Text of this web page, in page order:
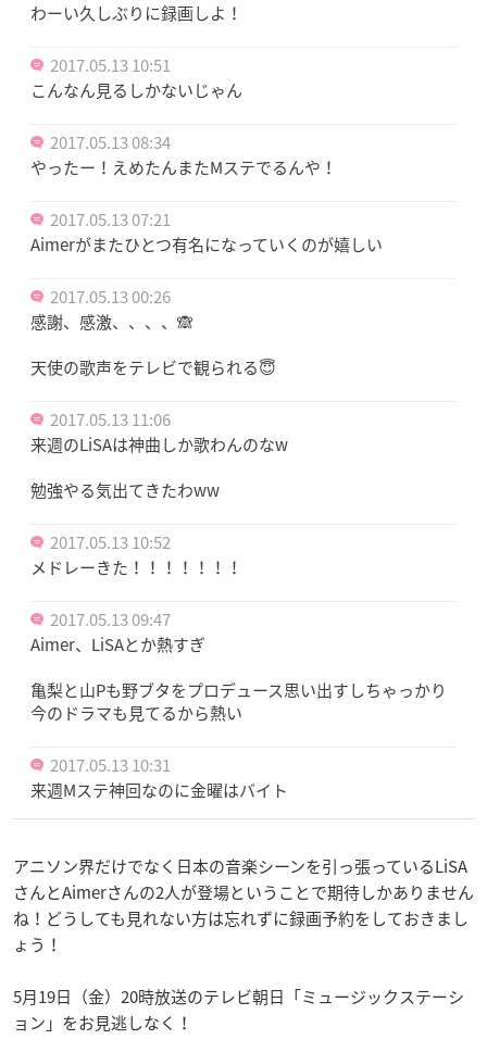
わーい久しぶりに録画しよ！
2017.05.13 10:51
こんなん見るしかないじゃん
2017.05.13 08:34
やったー！えめたんまたMステでるんや！
2017.05.13 07:21
Aimerがまたひとつ有名になっていくのが嬉しい
2017.05.13 00:26
感謝、感激、、、、🙈
天使の歌声をテレビで観られる😇
2017.05.13 11:06
来週のLiSAは神曲しか歌わんのなw
勉強やる気出てきたわww
2017.05.13 10:52
メドレーきた！！！！！！！
2017.05.13 09:47
Aimer、LiSAとか熱すぎ
亀梨と山Pも野ブタをプロデュース思い出すしちゃっかり
今のドラマも見てるから熱い
2017.05.13 10:31
来週Mステ神回なのに金曜はバイト
アニソン界だけでなく日本の音楽シーンを引っ張っているLiSA
さんとAimerさんの2人が登場ということで期待しかありません
ね！どうしても見れない方は忘れずに録画予約をしておきまし
ょう！
5月19日（金）20時放送のテレビ朝日「ミュージックステーシ
ョン」をお見逃しなく！